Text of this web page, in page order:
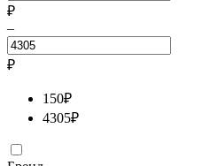
₽
–
₽
150₽
4305₽